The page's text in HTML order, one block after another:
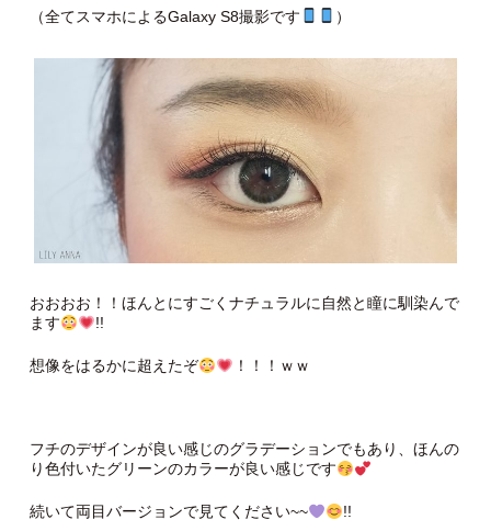
（全てスマホによるGalaxy S8撮影です ）
おおおお！！ほんとにすごくナチュラルに自然と瞳に馴染んで
ます
!!
想像をはるかに超えたぞ ！！！ｗｗ
フチのデザインが良い感じのグラデーションでもあり、ほんの
り色付いたグリーンのカラーが良い感じです
続いて両目バージョンで見てください~~ !!